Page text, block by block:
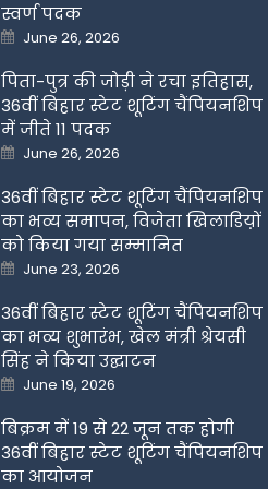
स्वर्ण पदक
Posted
on
June 26, 2026
पिता-पुत्र की जोड़ी ने रचा इतिहास,
36वीं बिहार स्टेट शूटिंग चैंपियनशिप
में जीते 11 पदक
Posted
on
June 26, 2026
36वीं बिहार स्टेट शूटिंग चैंपियनशिप
का भव्य समापन, विजेता खिलाडिय़ों
को किया गया सम्मानित
Posted
on
June 23, 2026
36वीं बिहार स्टेट शूटिंग चैंपियनशिप
का भव्य शुभारंभ, खेल मंत्री श्रेयसी
सिंह ने किया उद्घाटन
Posted
on
June 19, 2026
बिक्रम में 19 से 22 जून तक होगी
36वीं बिहार स्टेट शूटिंग चैंपियनशिप
का आयोजन